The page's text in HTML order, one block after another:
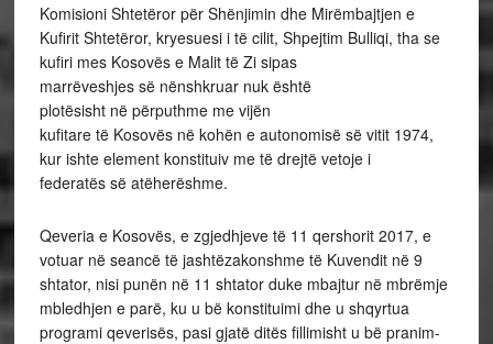
Komisioni Shtetëror për Shënjimin dhe Mirëmbajtjen e
Kufirit Shtetëror, kryesuesi i të cilit, Shpejtim Bulliqi, tha se
kufiri mes Kosovës e Malit të Zi sipas
marrëveshjes së nënshkruar nuk është
plotësisht në përputhme me vijën
kufitare të Kosovës në kohën e autonomisë së vitit 1974,
kur ishte element konstituiv me të drejtë vetoje i
federatës së atëherëshme.
Qeveria e Kosovës, e zgjedhjeve të 11 qershorit 2017, e
votuar në seancë të jashtëzakonshme të Kuvendit në 9
shtator, nisi punën në 11 shtator duke mbajtur në mbrëmje
mbledhjen e parë, ku u bë konstituimi dhe u shqyrtua
programi qeverisës, pasi gjatë ditës fillimisht u bë pranim-